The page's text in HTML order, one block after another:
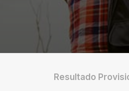
Resultado